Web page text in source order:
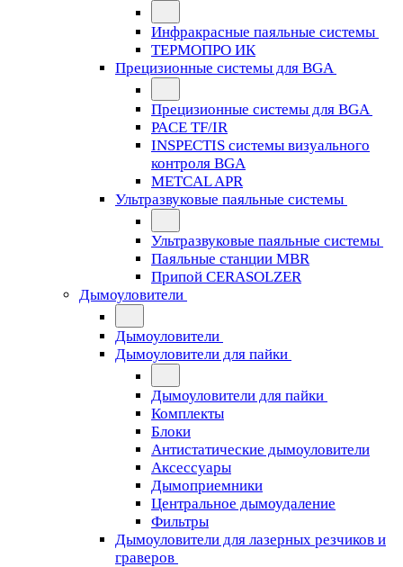
Инфракрасные паяльные системы
ТЕРМОПРО ИК
Прецизионные системы для BGA
Прецизионные системы для BGA
PACE TF/IR
INSPECTIS системы визуального
контроля BGA
METCAL APR
Ультразвуковые паяльные системы
Ультразвуковые паяльные системы
Паяльные станции MBR
Припой CERASOLZER
Дымоуловители
Дымоуловители
Дымоуловители для пайки
Дымоуловители для пайки
Комплекты
Блоки
Антистатические дымоуловители
Аксессуары
Дымоприемники
Центральное дымоудаление
Фильтры
Дымоуловители для лазерных резчиков и
граверов